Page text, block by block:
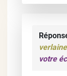
votre